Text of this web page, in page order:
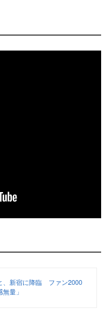
、新宿に降臨 ファン2000
量」